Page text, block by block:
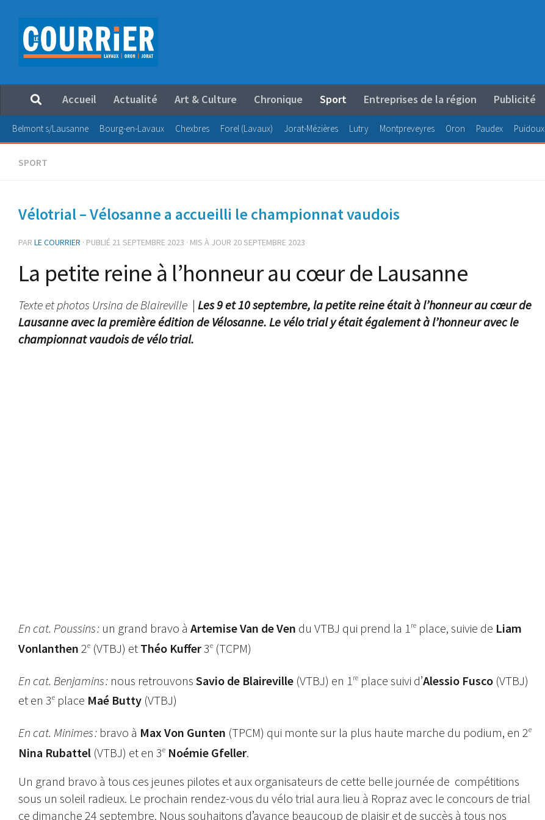
Au dessous du contenu
Accueil Actualité Art & Culture Chronique Sport Entreprises de la région Publicité
Belmont s/Lausanne Bourg-en-Lavaux Chexbres Forel (Lavaux) Jorat-Mézières Lutry Montpreveyres Oron Paudex Puidoux
SPORT
Vélotrial – Vélosanne a accueilli le championnat vaudois
PAR LE COURRIER · PUBLIÉ 21 SEPTEMBRE 2023 · MIS À JOUR 20 SEPTEMBRE 2023
La petite reine à l’honneur au cœur de Lausanne
Texte et photos Ursina de Blaireville | Les 9 et 10 septembre, la petite reine était à l’honneur au cœur de
Lausanne avec la première édition de Vélosanne. Le vélo trial y était également à l’honneur avec le
championnat vaudois de vélo trial.
En cat. Poussins : un grand bravo à Artemise Van de Ven du VTBJ qui prend la 1re place, suivie de Liam
Vonlanthen 2e (VTBJ) et Théo Kuffer3e (TCPM)
En cat. Benjamins : nous retrouvons Savio de Blaireville (VTBJ) en 1 re place suivi d’Alessio Fusco (VTBJ)
et en 3e place Maé Butty (VTBJ)
En cat. Minimes : bravo à Max Von Gunten (TPCM) qui monte sur la plus haute marche du podium, en 2e
Nina Rubattel (VTBJ) et en 3e Noémie Gfeller.
Un grand bravo à tous ces jeunes pilotes et aux organisateurs de cette belle journée de compétitions
sous un soleil radieux. Le prochain rendez-vous du vélo trial aura lieu à Ropraz avec le concours de trial
ce dimanche 24 septembre. Nous souhaitons d’avance beaucoup de plaisir et de succès à tous nos